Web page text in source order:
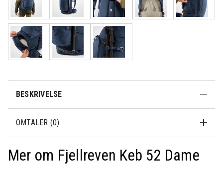
BESKRIVELSE
OMTALER (0)
Mer om Fjellreven Keb 52 Dame